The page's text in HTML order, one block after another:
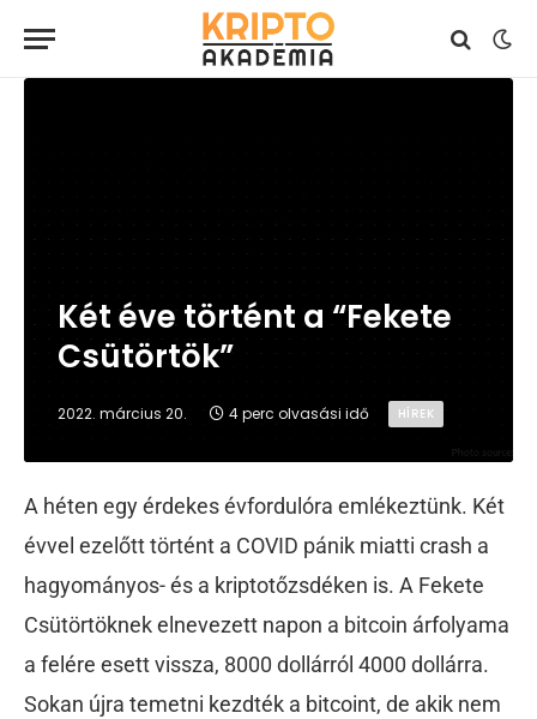
Két éve történt a “Fekete
Csütörtök”
2022. március 20. 4 perc olvasási idő HÍREK
A héten egy érdekes évfordulóra emlékeztünk. Két
évvel ezelőtt történt a COVID pánik miatti crash a
hagyományos- és a kriptotőzsdéken is. A Fekete
Csütörtöknek elnevezett napon a bitcoin árfolyama
a felére esett vissza, 8000 dollárról 4000 dollárra.
Sokan újra temetni kezdték a bitcoint, de akik nem